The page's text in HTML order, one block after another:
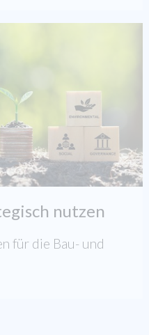
nutzen
für die Bau- und